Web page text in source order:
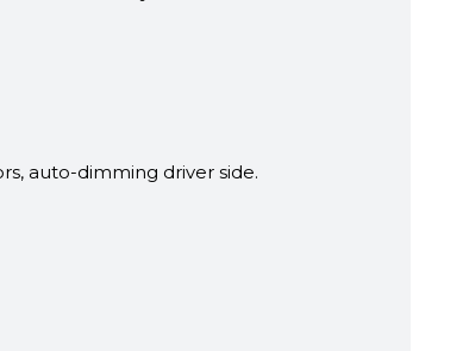
auto-dimming driver side.